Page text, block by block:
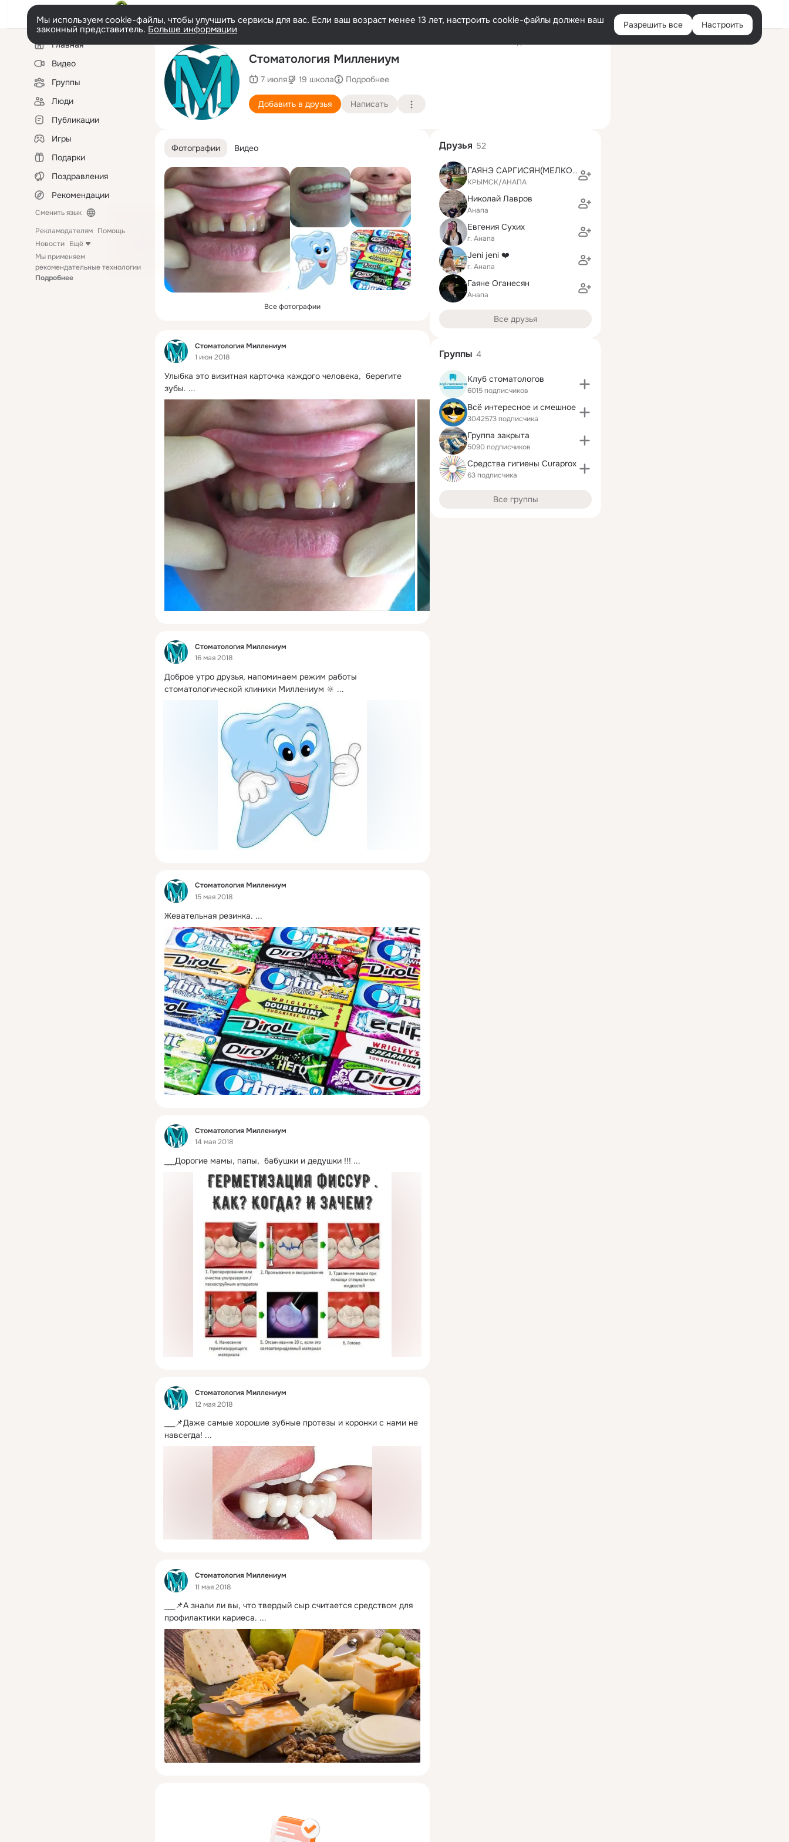
Войти
Мы используем cookie-файлы, чтобы улучшить сервисы для вас. Если ваш возраст менее 13 лет, настроить cookie-файлы должен ваш
законный представитель. Больше информации Разрешить все Настроить
Левая
колонкаГлавная
Видео
Группы
Люди
Публикации
Игры
Подарки
Поздравления
Рекомендации
Сменить язык
Рекламодателям Помощь
Новости Ещё
Мы применяем
рекомендательные технологии
Подробнее
Стоматология Миллениум
7 июля 19 школа Подробнее
Добавить в друзья Написать
Фотографии Видео
Все фотографии
Фид
Стоматология Миллениум
1 июн 2018
Улыбка это визитная карточка каждого человека,  берегите
зубы. ...
Фид
Стоматология Миллениум
16 мая 2018
Доброе утро друзья, напоминаем режим работы
стоматологической клиники Миллениум 🔆 ...
Фид
Стоматология Миллениум
15 мая 2018
Жевательная резинка. ...
Фид
Стоматология Миллениум
14 мая 2018
___Дорогие мамы, папы,  бабушки и дедушки !!! ...
Фид
Стоматология Миллениум
12 мая 2018
___📌Даже самые хорошие зубные протезы и коронки с нами не
навсегда! ...
Фид
Стоматология Миллениум
11 мая 2018
___📌А знали ли вы, что твердый сыр считается средством для
профилактики кариеса. ...
Друзья 52
ГАЯНЭ САРГИСЯН(МЕЛКОНЯН)
КРЫМСК/АНАПА
Николай Лавров
Анапа
Евгения Сухих
г. Анапа
Jeni jeni ❤️
г. Анапа
Гаяне Оганесян
Анапа
Все друзья
Группы 4
Клуб стоматологов
6015 подписчиков
Всё интересное и смешное
3042573 подписчика
Группа закрыта
5090 подписчиков
Средства гигиены Curaprox
63 подписчика
Все группы